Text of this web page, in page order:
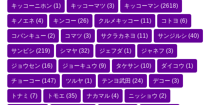
キッコーニホン (1) キッコーマツ (3) キッコーマン (2618)
キノエネ (4) キンコー (26) クルメキッコー (11) コトヨ (6)
コバンキュー (2) コマツ (3) サクラカネヨ (11) サンジルシ (40)
サンビシ (219) シマヤ (32) ジェフダ (1) ジャネフ (3)
ジョウセン (16) ジョーキュウ (9) タケサン (10) ダイコウ (1)
チョーコー (147) ツルヤ (1) テンヨ武田 (24) デコー (3)
トナミ (7) トモエ (35) ナカマル (4) ニッショウ (2)